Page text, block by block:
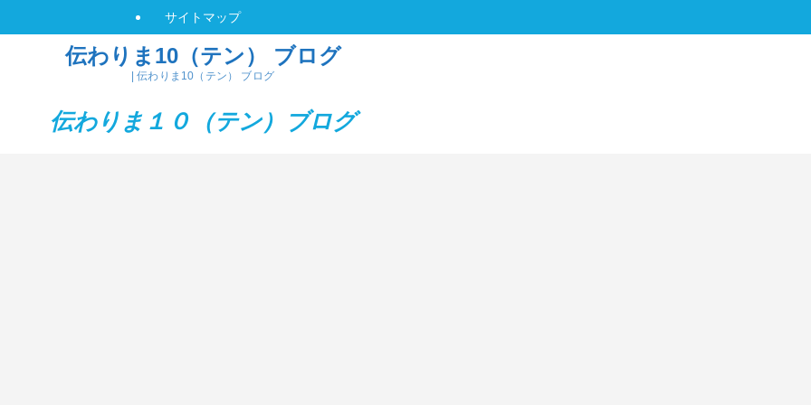
伝わりま10（テン） ブログ
| 伝わりま10（テン） ブログ
サイトマップ
伝わりま１０（テン） ブログ